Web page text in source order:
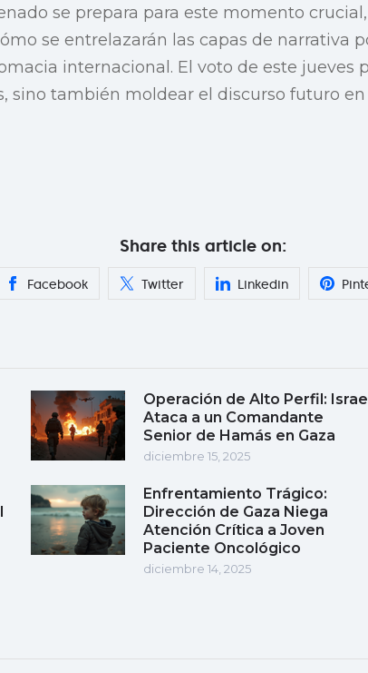
se prepara para este momento
se entrelazarán las capas de narrativa
internacional. El voto de este jueves
sino también moldear el discurso futuro
Share this article on:
Facebook Twitter Linkedin
Operación de Alto Perfil:
Ataca a un Comandante
Senior de Hamás en Gaza
diciembre 15, 2025
Enfrentamiento Trágico:
Dirección de Gaza Niega
Atención Crítica a Joven
Paciente Oncológico
diciembre 14, 2025